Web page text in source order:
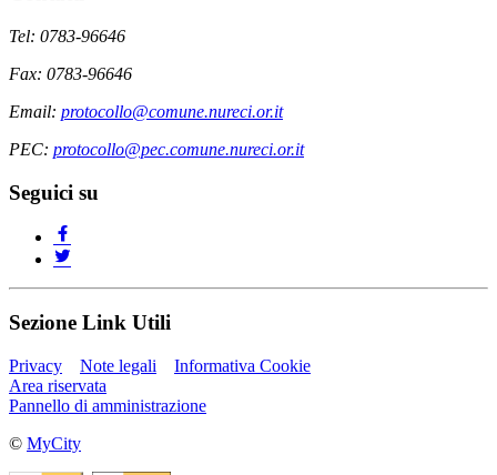
Tel: 0783-96646
Fax: 0783-96646
Email: protocollo@comune.nureci.or.it
PEC: protocollo@pec.comune.nureci.or.it
Seguici su
Sezione Link Utili
Privacy Note legali
Informativa Cookie
Area riservata
Pannello di amministrazione
© MyCity